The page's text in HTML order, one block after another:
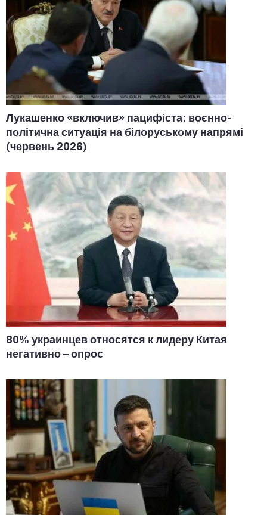
Лукашенко «включив» пацифіста: воєнно-
політична ситуація на білоруському напрямі
(червень 2026)
80% украинцев относятся к лидеру Китая
негативно – опрос